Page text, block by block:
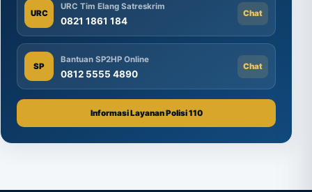
URC
URC Tim Elang Satreskrim
0821 1861 184
Chat
SP
Bantuan SP2HP Online
0812 5555 4890
Chat
Informasi Layanan Polisi 110